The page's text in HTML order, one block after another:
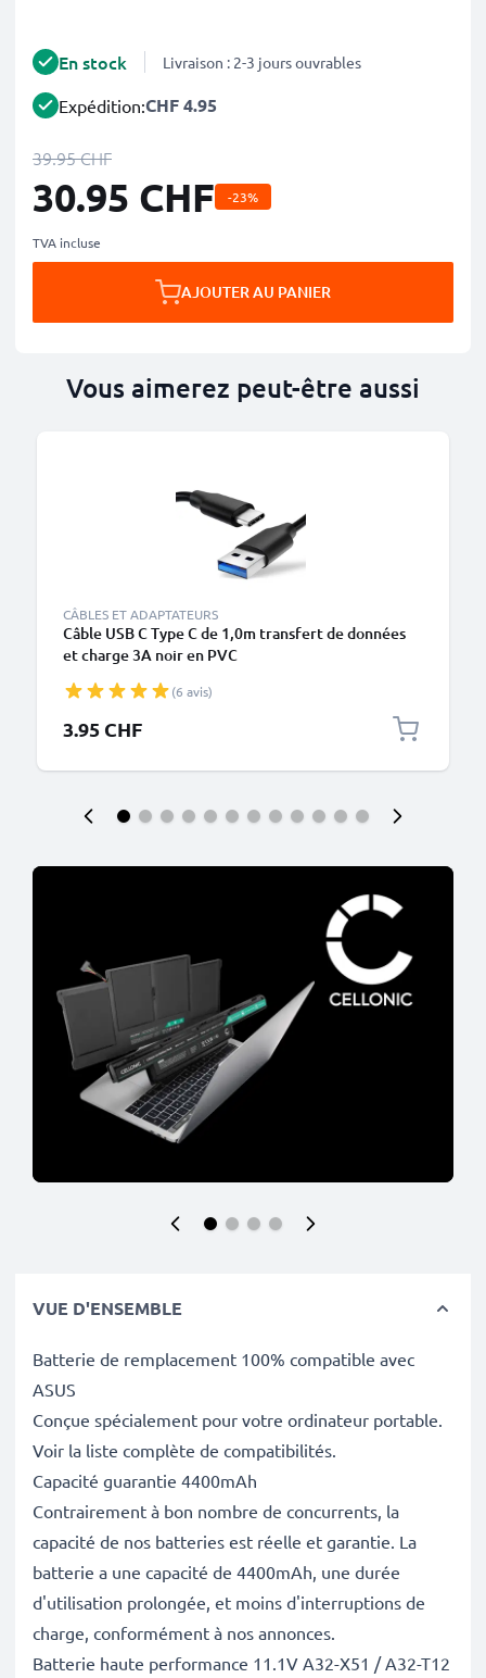
En stock Livraison : 2-3 jours ouvrables
Expédition:CHF 4.95
39.95 CHF
30.95 CHF -23%
TVA incluse
AJOUTER AU PANIER
Vous aimerez peut-être aussi
CÂBLES ET ADAPTATEURS
Câble USB C Type C de 1,0m transfert de données
et charge 3A noir en PVC
(6 avis)
3.95 CHF
VUE D'ENSEMBLE
Batterie de remplacement 100% compatible avec
ASUS
Conçue spécialement pour votre ordinateur portable.
Voir la liste complète de compatibilités.
Capacité guarantie 4400mAh
Contrairement à bon nombre de concurrents, la
capacité de nos batteries est réelle et garantie. La
batterie a une capacité de 4400mAh, une durée
d'utilisation prolongée, et moins d'interruptions de
charge, conformément à nos annonces.
Batterie haute performance 11.1V A32-X51 / A32-T12